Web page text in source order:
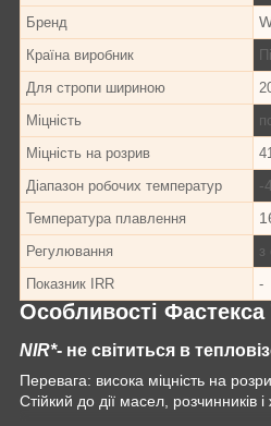
Бренд
Країна виробник
Для стропи шириною
Міцність
Міцність на розрив
Діапазон робочих температур
-
Температура плавлення
Регулювання
з
Показник IRR
-
Особливості Фастекса
NIR*- не світиться в
Перевага: висока міцність на
Стійкий до дії масел, розчинників і